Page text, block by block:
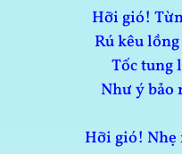
Hỡi gió!
Rú kêu
Tốc tung
Như ý bảo
Hỡi gió! Nhẹ